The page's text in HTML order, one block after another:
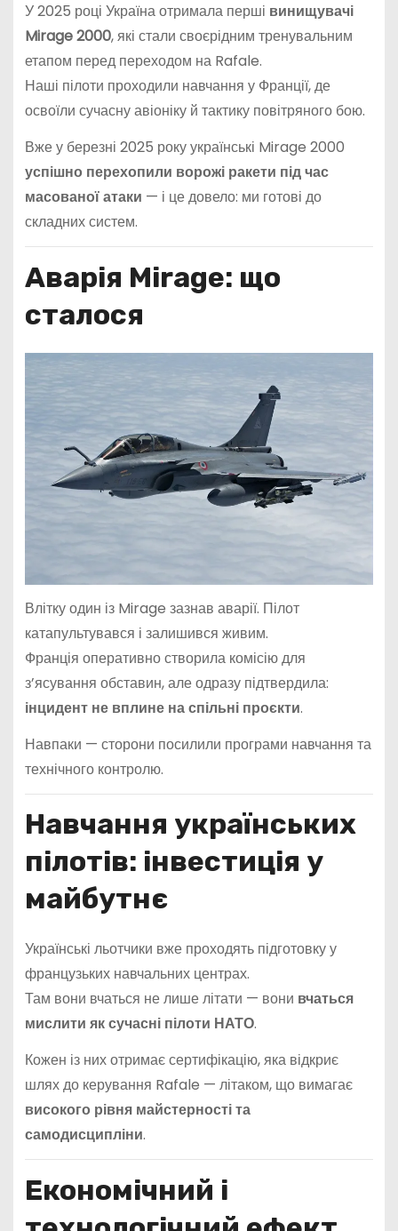
У 2025 році Україна отримала перші винищувачі
Mirage 2000, які стали своєрідним тренувальним
етапом перед переходом на Rafale.
Наші пілоти проходили навчання у Франції, де
освоїли сучасну авіоніку й тактику повітряного бою.
Вже у березні 2025 року українські Mirage 2000
успішно перехопили ворожі ракети під час
масованої атаки — і це довело: ми готові до
складних систем.
Аварія Mirage: що
сталося
Влітку один із Mirage зазнав аварії. Пілот
катапультувався і залишився живим.
Франція оперативно створила комісію для
з’ясування обставин, але одразу підтвердила:
інцидент не вплине на спільні проєкти.
Навпаки — сторони посилили програми навчання та
технічного контролю.
Навчання українських
пілотів: інвестиція у
майбутнє
Українські льотчики вже проходять підготовку у
французьких навчальних центрах.
Там вони вчаться не лише літати — вони вчаться
мислити як сучасні пілоти НАТО.
Кожен із них отримає сертифікацію, яка відкриє
шлях до керування Rafale — літаком, що вимагає
високого рівня майстерності та
самодисципліни.
Економічний і